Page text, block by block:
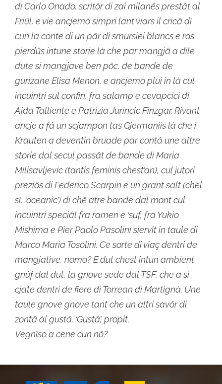
di Carlo Onado, scritôr di zai milanês prestât al
Friûl, e vie ancjemò simpri lant viars il cricâ dì
cun la conte di un pâr di smursiei blancs e ros
pierdûs intune storie là che par mangjâ a dile
dute si mangjave ben pôc, de bande de
gurizane Elisa Menon, e ancjemò plui in là cul
incuintri sul confin, fra salamp e cevapcici di
Aida Talliente e Patrizia Jurincic Finzgar. Rivant
ancje a fâ un scjampon tas Gjermaniis là che i
Krauten a deventin bruade par contâ une altre
storie dal secul passât de bande di Maria
Milisavljevic (tantis feminis chest’an), cul jutori
preziôs di Federico Scarpin e un grant salt (chel
sì, ‘oceanic’) di chê atre bande dal mont cul
incuintri speciâl fra ramen e ‘suf, fra Yukio
Mishima e Pier Paolo Pasolini siervît in taule di
Marco Maria Tosolini. Ce sorte di viaç dentri de
mangjative, nomo? E dut chest intun ambient
gnûf dal dut, la gnove sede dal TSF, che a si
cjate dentri de fiere di Torrean di Martignà. Une
taule gnove gnove tant che un altri savôr di
zontâ àl gustâ. ‘Gustâ’, propit.
Vegnîso a cene cun nô?